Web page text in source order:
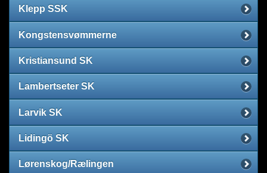
Klepp SSK
Kongstensvømmerne
Kristiansund SK
Lambertseter SK
Larvik SK
Lidingö SK
Lørenskog/Rælingen